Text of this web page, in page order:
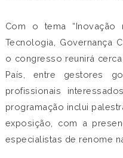
Com o tema “Inovação
Tecnologia, Governança
o congresso reunirá
País, entre gestores
profissionais
programação inclui
exposição, com a
especialistas de renome